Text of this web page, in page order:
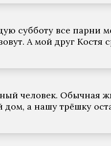
субботу все парни
А мой друг Костя
человек. Обычная
дом, а нашу трёшку